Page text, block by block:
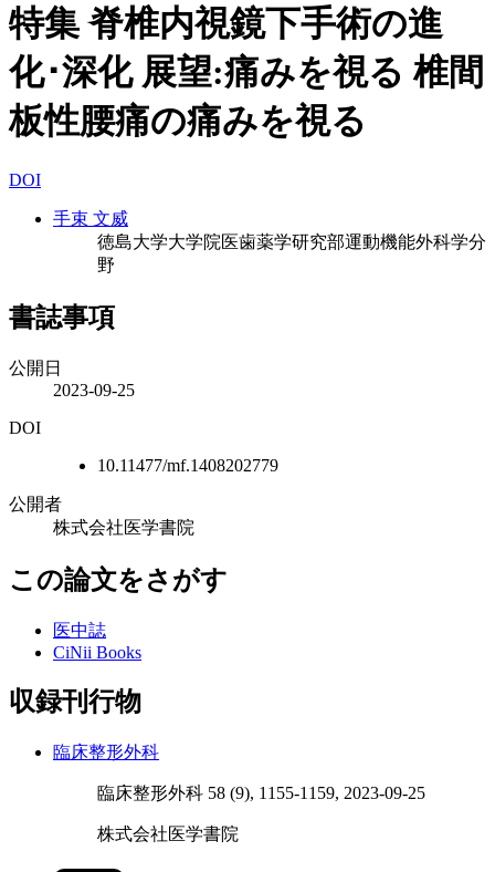
特集 脊椎内視鏡下手術の進
化･深化 展望:痛みを視る 椎間
板性腰痛の痛みを視る
DOI
手束 文威
徳島大学大学院医歯薬学研究部運動機能外科学分
野
書誌事項
公開日
2023-09-25
DOI
10.11477/mf.1408202779
公開者
株式会社医学書院
この論文をさがす
医中誌
CiNii Books
収録刊行物
臨床整形外科
臨床整形外科 58 (9), 1155-1159, 2023-09-25
株式会社医学書院